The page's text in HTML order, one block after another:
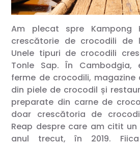
Am plecat spre Kampong
crescătorie de crocodili de
Unele tipuri de crocodili
Tonle Sap. În Cambodgia,
ferme de crocodili,
din piele de crocodil și
preparate din carne de
doar crescătoria de
Reap despre care am citit
anul trecut, în 2019.